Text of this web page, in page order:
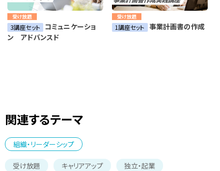
受け放題
3講座セット コミュニケーショ
ン アドバンスド
受け放題
1講座セット 事業計画書の作成
関連するテーマ
組織・リーダーシップ
受け放題 キャリアアップ 独立・起業